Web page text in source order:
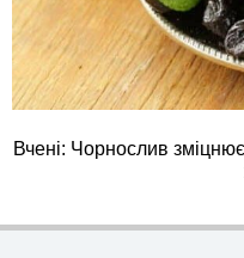
Вчені: Чорнослив